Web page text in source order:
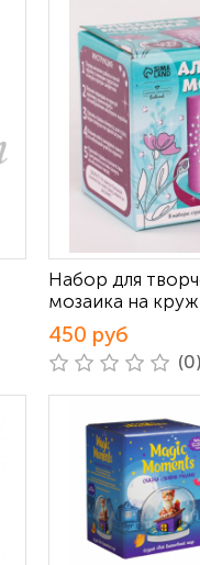
Набор для
мозаика на
450 руб